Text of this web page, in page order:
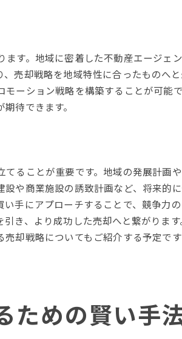
す。地域に密着した不動産エージェ
売却戦略を地域特性に合ったものへ
ーション戦略を構築することが可能
待できます。
ることが重要です。地域の発展計画
や商業施設の誘致計画など、将来的
手にアプローチすることで、競争力
き、より成功した売却へと繋がりま
却戦略についてもご紹介する予定で
ための賢い手